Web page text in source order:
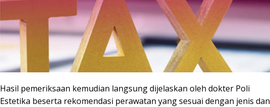
Hasil pemeriksaan kemudian langsung dijelaskan oleh dokter Poli
Estetika beserta rekomendasi perawatan yang sesuai dengan jenis dan